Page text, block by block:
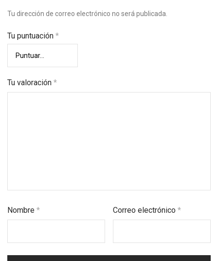
Tu dirección de correo electrónico no será publicada.
Tu puntuación *
Tu valoración *
Nombre * Correo electrónico*